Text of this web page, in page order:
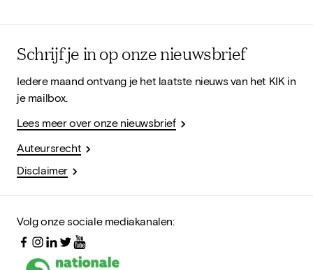
Schrijf je in op onze nieuwsbrief
Iedere maand ontvang je het laatste nieuws van het KIK in
je mailbox.
Lees meer over onze nieuwsbrief
Auteursrecht
Disclaimer
Volg onze sociale mediakanalen: